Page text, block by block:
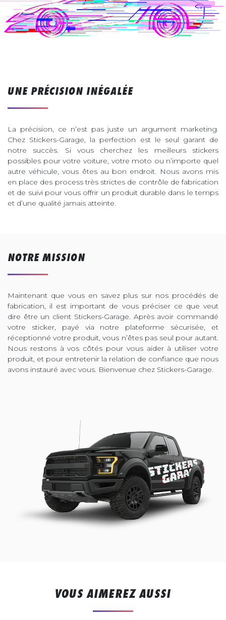
UNE PRÉCISION INÉGALÉE
La précision, ce n’est pas juste un argument marketing.
Chez Stickers-Garage, la perfection est le seul garant de
notre succès. Si vous cherchez les meilleurs stickers
possibles pour votre voiture, votre moto ou n’importe quel
autre véhicule, vous êtes au bon endroit. Nous avons mis
en place des process très strictes de contrôle de fabrication
et de suivi pour vous offrir un produit durable dans le temps
et d’une qualité jamais atteinte.
NOTRE MISSION
Maintenant que vous en savez plus sur nos procédés de
fabrication, il est important de vous préciser ce que veut
dire être un client Stickers-Garage. Après avoir commandé
votre sticker, payé via notre plateforme sécurisée, et
réceptionné votre produit, vous n’êtes pas seul pour autant.
Nous restons à vos côtés pour vous aider à utiliser votre
produit, et pour entretenir la relation de confiance que nous
avons instauré avec vous. Bienvenue chez Stickers-Garage.
VOUS AIMEREZ AUSSI